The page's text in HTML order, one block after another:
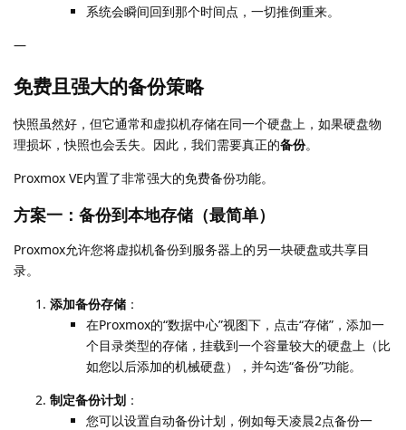
系统会瞬间回到那个时间点，一切推倒重来。
—
免费且强大的备份策略
快照虽然好，但它通常和虚拟机存储在同一个硬盘上，如果硬盘物
理损坏，快照也会丢失。因此，我们需要真正的备份。
Proxmox VE内置了非常强大的免费备份功能。
方案一：备份到本地存储（最简单）
Proxmox允许您将虚拟机备份到服务器上的另一块硬盘或共享目
录。
添加备份存储 ：
在Proxmox的“数据中心”视图下，点击“存储”，添加一
个目录类型的存储，挂载到一个容量较大的硬盘上（比
如您以后添加的机械硬盘），并勾选“备份”功能。
制定备份计划 ：
您可以设置自动备份计划，例如每天凌晨2点备份一